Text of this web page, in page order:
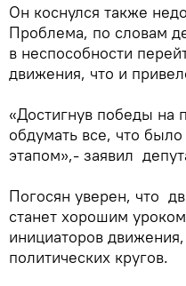
Он коснулся также
Проблема, по словам
в неспособности
движения, что и
«Достигнув победы на
обдумать все, что
этапом»,- заявил
Погосян уверен, что
станет хорошим
инициаторов
политических кругов.